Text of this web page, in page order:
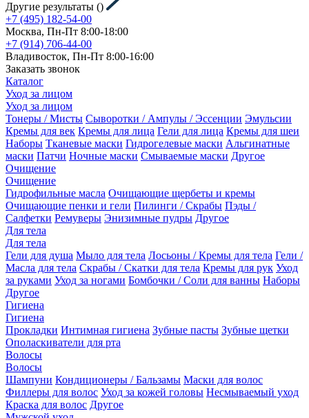
Другие результаты ()
+7 (495) 182-54-00
Москва, Пн-Пт 8:00-18:00
+7 (914) 706-44-00
Владивосток, Пн-Пт 8:00-16:00
Заказать звонок
Каталог
Уход за лицом
Уход за лицом
Тонеры / Мисты Сыворотки / Ампулы / Эссенции Эмульсии
Кремы для век Кремы для лица Гели для лица Кремы для шеи
Наборы Тканевые маски Гидрогелевые маски Альгинатные
маски Патчи Ночные маски Смываемые маски Другое
Очищение
Очищение
Гидрофильные масла Очищающие щербеты и кремы
Очищающие пенки и гели Пилинги / Скрабы Пэды /
Салфетки Ремуверы Энизимные пудры Другое
Для тела
Для тела
Гели для душа Мыло для тела Лосьоны / Кремы для тела Гели /
Масла для тела Скрабы / Скатки для тела Кремы для рук Уход
за руками Уход за ногами Бомбочки / Соли для ванны Наборы
Другое
Гигиена
Гигиена
Прокладки Интимная гигиена Зубные пасты Зубные щетки
Ополаскиватели для рта
Волосы
Волосы
Шампуни Кондиционеры / Бальзамы Маски для волос
Филлеры для волос Уход за кожей головы Несмываемый уход
Краска для волос Другое